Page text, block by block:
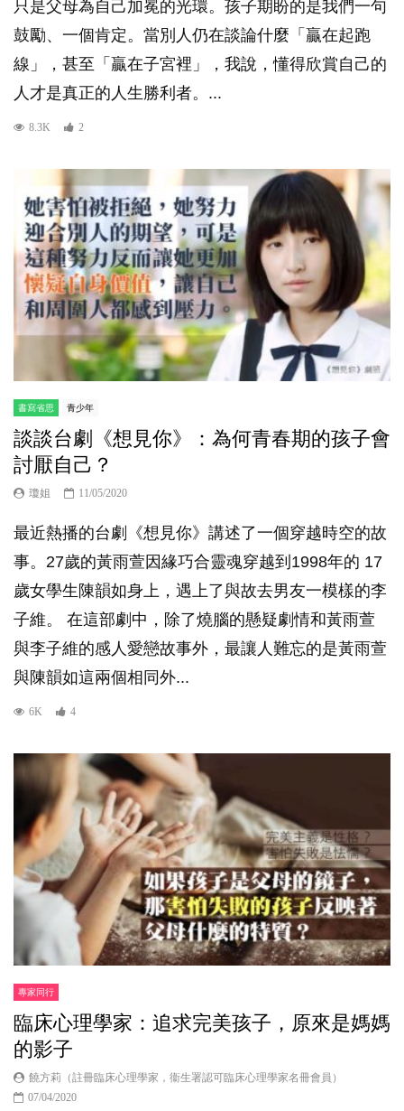
只是父母為自己加冕的光環。孩子期盼的是我們一句
鼓勵、一個肯定。當別人仍在談論什麼「贏在起跑
線」，甚至「贏在子宮裡」，我說，懂得欣賞自己的
人才是真正的人生勝利者。...
8.3K 2
書寫省思 青少年
談談台劇《想見你》：為何青春期的孩子會
討厭自己？
瓊姐 11/05/2020
最近熱播的台劇《想見你》講述了一個穿越時空的故
事。27歲的黃雨萱因緣巧合靈魂穿越到1998年的 17
歲女學生陳韻如身上，遇上了與故去男友一模樣的李
子維。 在這部劇中，除了燒腦的懸疑劇情和黃雨萱
與李子維的感人愛戀故事外，最讓人難忘的是黃雨萱
與陳韻如這兩個相同外...
6K 4
專家同行
臨床心理學家：追求完美孩子，原來是媽媽
的影子
饒方莉（註冊臨床心理學家，衞生署認可臨床心理學家名冊會員）
07/04/2020